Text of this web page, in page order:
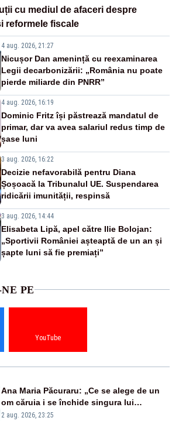
cu mediul de afaceri despre
reformele fiscale
4 aug. 2026, 21:27
Nicușor Dan amenință cu reexaminarea
Legii decarbonizării: „România nu poate
pierde miliarde din PNRR”
4 aug. 2026, 16:19
Dominic Fritz își păstrează mandatul de
primar, dar va avea salariul redus timp de
șase luni
3 aug. 2026, 16:22
Decizie nefavorabilă pentru Diana
Șoșoacă la Tribunalul UE. Suspendarea
ridicării imunității, respinsă
3 aug. 2026, 14:44
Elisabeta Lipă, apel către Ilie Bolojan:
„Sportivii României așteaptă de un an și
șapte luni să fie premiați”
PE
YouTube
Ana Maria Păcuraru: „Ce se alege de un
om căruia i se închide singura lui
portiță?”
2 aug. 2026, 23:25